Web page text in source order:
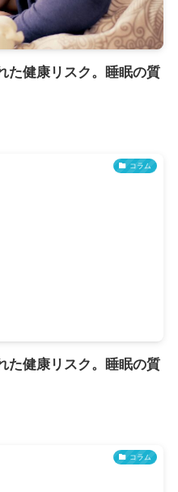
た健康リスク。睡眠の質
コラム
た健康リスク。睡眠の質
コラム